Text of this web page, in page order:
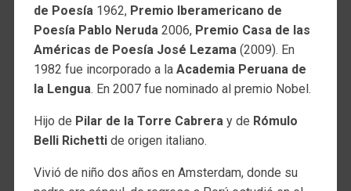
de Poesía 1962, Premio Iberamericano de
Poesía Pablo Neruda 2006, Premio Casa de las
Américas de Poesía José Lezama (2009). En
1982 fue incorporado a la Academia Peruana de
la Lengua. En 2007 fue nominado al premio Nobel.
Hijo de Pilar de la Torre Cabrera y de Rómulo
Belli Richettide origen italiano.
Vivió de niño dos años en Amsterdam, donde su